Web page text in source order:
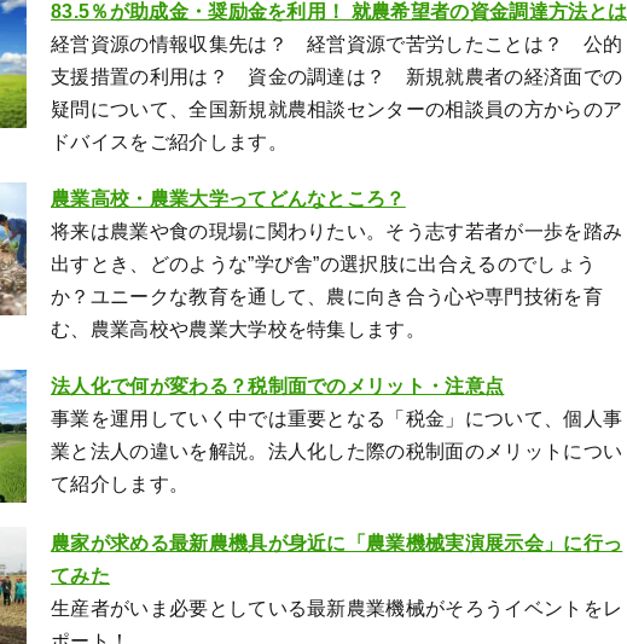
83.5％が助成金・奨励金を利用！ 就農希望者の資金調達方法とは
経営資源の情報収集先は？ 経営資源で苦労したことは？ 公的
支援措置の利用は？ 資金の調達は？ 新規就農者の経済面での
疑問について、全国新規就農相談センターの相談員の方からのア
ドバイスをご紹介します。
農業高校・農業大学ってどんなところ？
将来は農業や食の現場に関わりたい。そう志す若者が一歩を踏み
出すとき、どのような”学び舎”の選択肢に出合えるのでしょう
か？ユニークな教育を通して、農に向き合う心や専門技術を育
む、農業高校や農業大学校を特集します。
法人化で何が変わる？税制面でのメリット・注意点
事業を運用していく中では重要となる「税金」について、個人事
業と法人の違いを解説。法人化した際の税制面のメリットについ
て紹介します。
農家が求める最新農機具が身近に「農業機械実演展示会」に行っ
てみた
生産者がいま必要としている最新農業機械がそろうイベントをレ